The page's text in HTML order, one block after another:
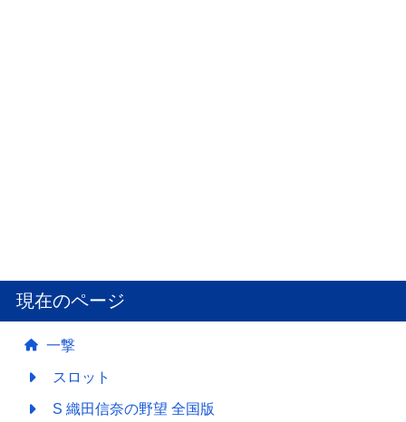
現在のページ
一撃
スロット
S 織田信奈の野望 全国版